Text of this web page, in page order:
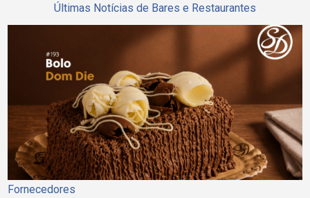
Últimas Notícias de Bares e Restaurantes
Fornecedores